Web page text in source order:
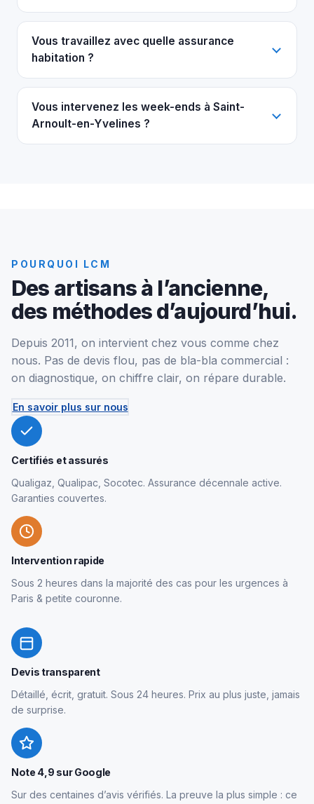
Vous travaillez avec quelle assurance
habitation ?
Vous intervenez les week-ends à Saint-
Arnoult-en-Yvelines ?
POURQUOI LCM
Des artisans à l’ancienne,
des méthodes d’aujourd’hui.
Depuis 2011, on intervient chez vous comme chez
nous. Pas de devis flou, pas de bla-bla commercial :
on diagnostique, on chiffre clair, on répare durable.
En savoir plus sur nous
Certifiés et assurés
Qualigaz, Qualipac, Socotec. Assurance décennale active.
Garanties couvertes.
Intervention rapide
Sous 2 heures dans la majorité des cas pour les urgences à
Paris & petite couronne.
Devis transparent
Détaillé, écrit, gratuit. Sous 24 heures. Prix au plus juste, jamais
de surprise.
Note 4,9 sur Google
Sur des centaines d’avis vérifiés. La preuve la plus simple : ce